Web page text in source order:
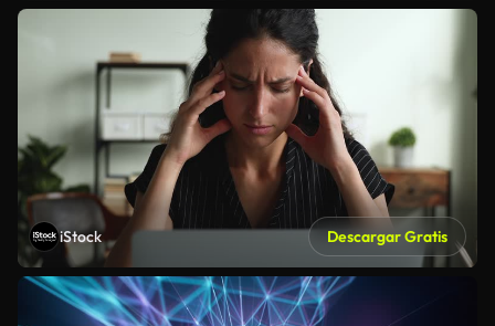
iStock Descargar Gratis